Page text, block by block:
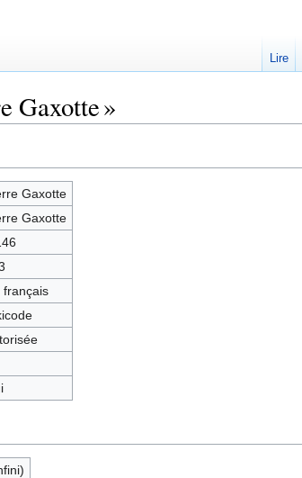
Gaxotte »
Gaxotte
Gaxotte
français
Lire